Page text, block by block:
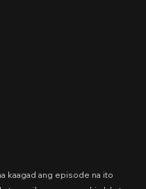
kaagad ang episode na ito